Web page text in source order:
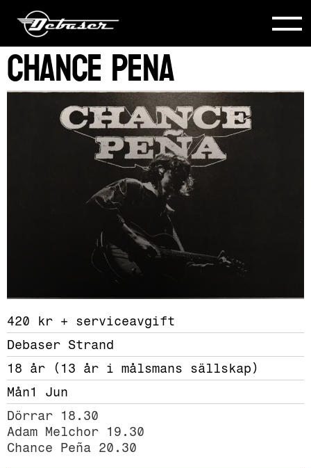
Chance Pena
420 kr + serviceavgift
Debaser Strand
18 år (13 år i målsmans sällskap)
Mån1 Jun
Dörrar 18.30
Adam Melchor 19.30
Chance Peña 20.30